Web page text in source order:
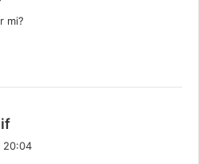
mi?
20:04